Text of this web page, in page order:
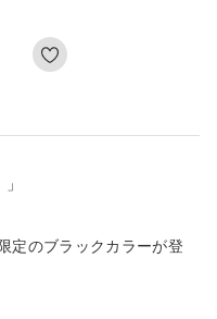
定のブラックカラーが登